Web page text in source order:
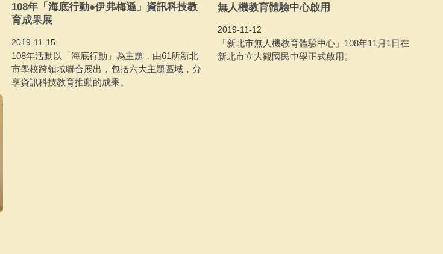
108年「海底行動●伊弗梅遜」資訊科技教
育成果展
2019-11-15
108年活動以「海底行動」為主題，由61所新北
市學校跨領域聯合展出，包括六大主題區域，分
享資訊科技教育推動的成果。
無人機教育體驗中心啟用
2019-11-12
「新北市無人機教育體驗中心」108年11月1日在
新北市立大觀國民中學正式啟用。